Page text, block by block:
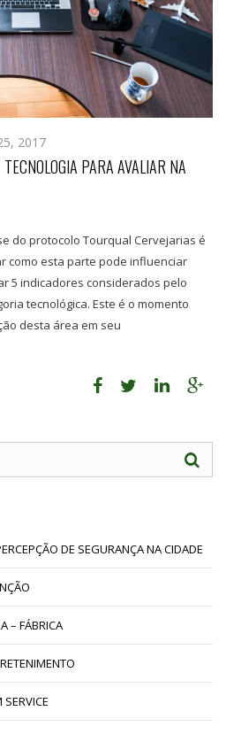
2017
PARA AVALIAR NA
do protocolo Tourqual Cervejarias é
como esta parte pode influenciar
5 indicadores considerados pelo
tecnológica. Este é o momento
desta área em seu
DE SEGURANÇA NA CIDADE
– FÁBRICA